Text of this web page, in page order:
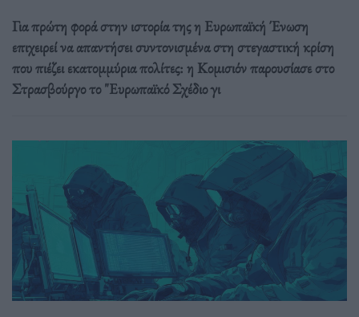
Για πρώτη φορά στην ιστορία της η Ευρωπαϊκή Ένωση
επιχειρεί να απαντήσει συντονισμένα στη στεγαστική κρίση
που πιέζει εκατομμύρια πολίτες: η Κομισιόν παρουσίασε στο
Στρασβούργο το "Ευρωπαϊκό Σχέδιο γι